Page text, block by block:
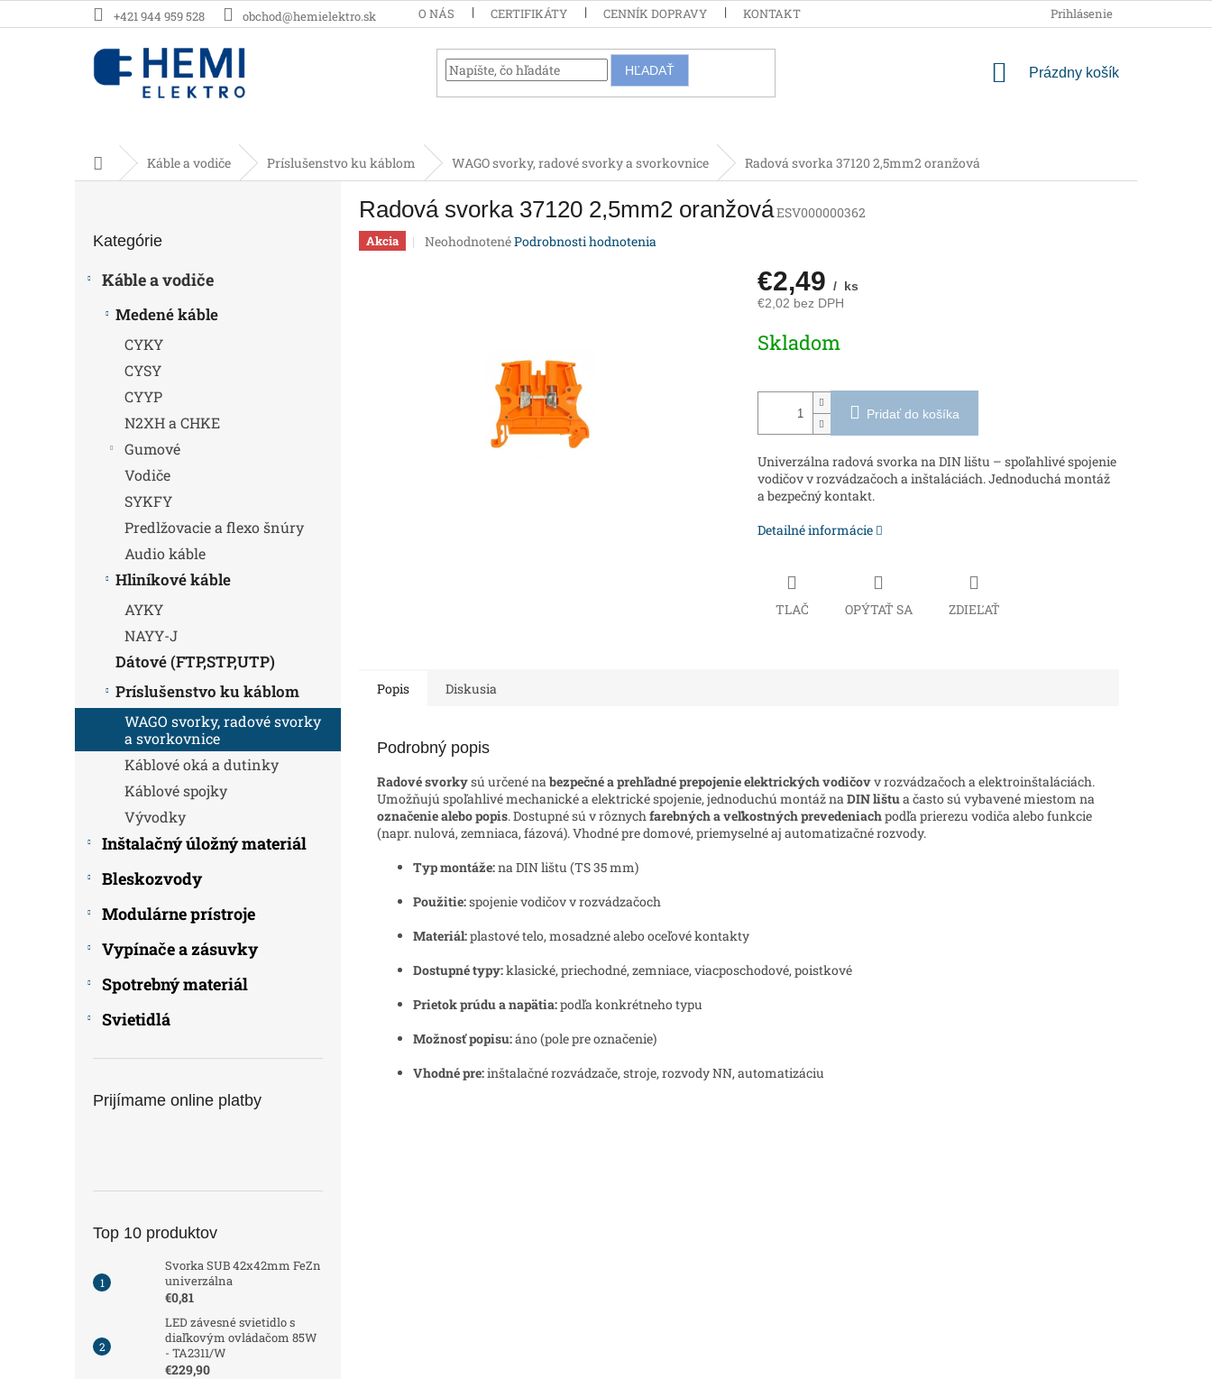
na
+421 944 959 528 obchod@hemielektro.sk O NÁS CERTIFIKÁTY CENNÍK DOPRAVY KONTAKT PODMIENKY OCHRANY
Prihlásenie
HĽADAŤ
NÁKUPNÝ
Prázdny košík
DomovKáble a vodiče Príslušenstvo ku káblom WAGO svorky, radové svorky a svorkovnice Radová svorka 37120 2,5mm2 oranžová
kategórie
Kategórie
Káble a vodiče
Medené káble
CYKY
CYSY
CYYP
N2XH a CHKE
Gumové
Vodiče
SYKFY
Predlžovacie a flexo šnúry
Audio káble
Hliníkové káble
AYKY
NAYY-J
Dátové (FTP,STP,UTP)
Príslušenstvo ku káblom
WAGO svorky, radové svorky
a svorkovnice
Káblové oká a dutinky
Káblové spojky
Vývodky
Inštalačný úložný materiál
Bleskozvody
Modulárne prístroje
Vypínače a zásuvky
Spotrebný materiál
Svietidlá
Prijímame online platby
Top 10 produktov
Svorka SUB 42x42mm FeZn
univerzálna
€0,81
LED závesné svietidlo s
diaľkovým ovládačom 85W
- TA2311/W
€229,90
Radová svorka 37120 2,5mm2 oranžováESV000000362
Akcia
Priemerné
NeohodnotenéPodrobnosti hodnotenia
€2,49 / ks
€2,02 bez DPH
cena:
Skladom
Pridať do košíka
Univerzálna radová svorka na DIN lištu – spoľahlivé spojenie
vodičov v rozvádzačoch a inštaláciách. Jednoduchá montáž
a bezpečný kontakt.
Detailné informácie
TLAČ OPÝTAŤ SA ZDIEĽAŤ
Popis Diskusia
Podrobný popis
Radové svorkysú určené nabezpečné a prehľadné prepojenie elektrických vodičovv rozvádzačoch a elektroinštaláciách.
Umožňujú spoľahlivé mechanické a elektrické spojenie, jednoduchú montáž naDIN lištua často sú vybavené miestom na
označenie alebo popis. Dostupné sú v rôznychfarebných a veľkostných prevedeniachpodľa prierezu vodiča alebo funkcie
(napr. nulová, zemniaca, fázová). Vhodné pre domové, priemyselné aj automatizačné rozvody.
Typ montáže:na DIN lištu (TS 35 mm)
Použitie:spojenie vodičov v rozvádzačoch
Materiál:plastové telo, mosadzné alebo oceľové kontakty
Dostupné typy:klasické, priechodné, zemniace, viacposchodové, poistkové
Prietok prúdu a napätia:podľa konkrétneho typu
Možnosť popisu:áno (pole pre označenie)
Vhodné pre:inštalačné rozvádzače, stroje, rozvody NN, automatizáciu